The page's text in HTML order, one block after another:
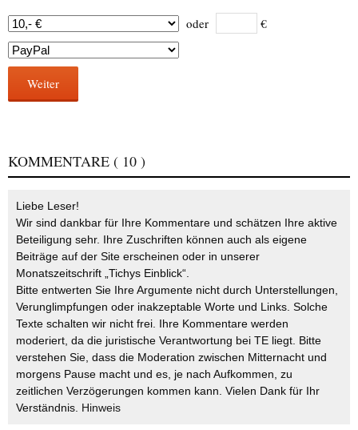
oder €
Weiter
KOMMENTARE ( 10 )
Liebe Leser!
Wir sind dankbar für Ihre Kommentare und schätzen Ihre aktive
Beteiligung sehr. Ihre Zuschriften können auch als eigene
Beiträge auf der Site erscheinen oder in unserer
Monatszeitschrift „Tichys Einblick“.
Bitte entwerten Sie Ihre Argumente nicht durch Unterstellungen,
Verunglimpfungen oder inakzeptable Worte und Links. Solche
Texte schalten wir nicht frei. Ihre Kommentare werden
moderiert, da die juristische Verantwortung bei TE liegt. Bitte
verstehen Sie, dass die Moderation zwischen Mitternacht und
morgens Pause macht und es, je nach Aufkommen, zu
zeitlichen Verzögerungen kommen kann. Vielen Dank für Ihr
Verständnis. Hinweis